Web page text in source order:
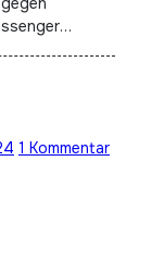
1 Kommentar